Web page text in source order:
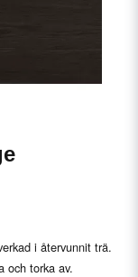
i återvunnit trä.
och torka av.